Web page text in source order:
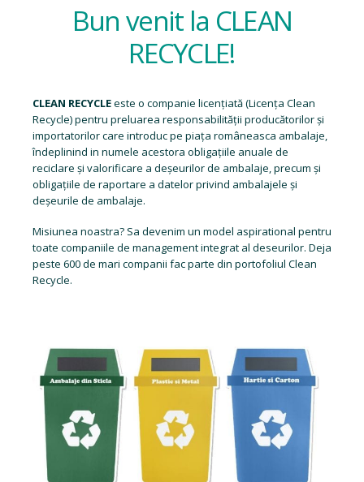
Bun venit la CLEAN
RECYCLE!
CLEAN RECYCLEeste o companie licențiată (Licența Clean
Recycle) pentru preluarea responsabilității producătorilor și
importatorilor care introduc pe piața româneasca ambalaje,
îndeplinind in numele acestora obligațiile anuale de
reciclare și valorificare a deșeurilor de ambalaje, precum și
obligațiile de raportare a datelor privind ambalajele și
deșeurile de ambalaje.
Misiunea noastra? Sa devenim un model aspirational pentru
toate companiile de management integrat al deseurilor. Deja
peste 600 de mari companii fac parte din portofoliul Clean
Recycle.